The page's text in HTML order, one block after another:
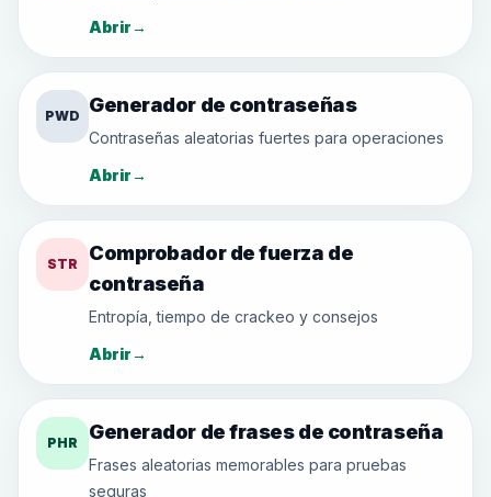
Abrir→
PWD Generador de contraseñas
Contraseñas aleatorias fuertes para operaciones
Abrir→
STR
Comprobador de fuerza de
contraseña
Entropía, tiempo de crackeo y consejos
Abrir→
PHR Generador de frases de contraseña
Frases aleatorias memorables para pruebas
seguras